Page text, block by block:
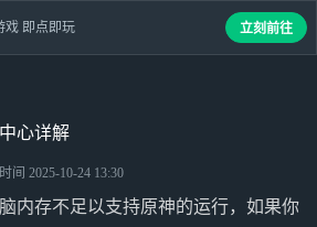
心详解
间 2025-10-24 13:30
内存不足以支持原神的运行，如果你
戏 即点即玩 立刻前往